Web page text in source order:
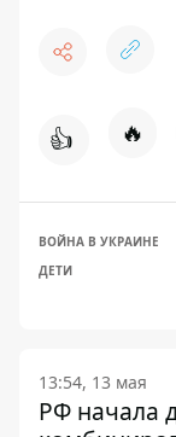
👍 🔥
ВОЙНА В УКРАИНЕ
ДЕТИ
13:54, 13 мая
РФ начала